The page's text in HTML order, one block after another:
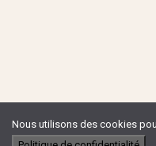
Nous utilisons des cookies